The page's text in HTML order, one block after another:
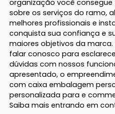
organização você consegue
sobre os serviços do ramo,
melhores profissionais e
conquista sua confiança e
maiores objetivos da marca.
falar conosco para
dúvidas com nossos
apresentado, o
com caixa embalagem
personalizada para e
Saiba mais entrando em